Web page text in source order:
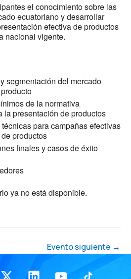
el conocimiento sobre las
ecuatoriano y desarrollar
efectiva de productos
nacional vigente.
segmentación del mercado
de la normativa
la presentación de productos
para campañas efectivas
productos
finales y casos de éxito
ya no está disponible.
Evento siguiente →
X- LinkedinYoutube